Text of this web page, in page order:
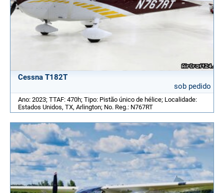
Cessna T182T
sob pedido
Ano: 2023; TTAF: 470h; Tipo: Pistão único de hélice; Localidade:
Estados Unidos, TX, Arlington; No. Reg.: N767RT